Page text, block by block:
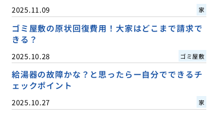
2025.11.09 家
ゴミ屋敷の原状回復費用！大家はどこまで請求で
きる？
2025.10.28 ゴミ屋敷
給湯器の故障かな？と思ったらー自分でできるチ
ェックポイント
2025.10.27 家